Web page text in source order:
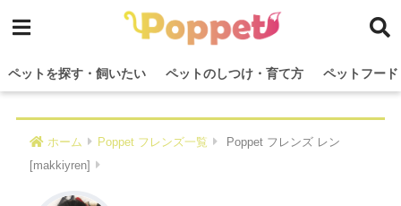
ペットを探す・飼いたい ペットのしつけ・育て方 ペットフー
ホーム Poppet フレンズ一覧
Poppet フレンズ レン
[makkiyren]